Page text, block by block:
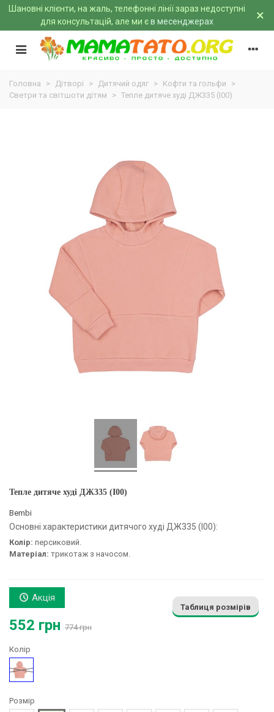
Шановні клієнти, на жаль, телефонні лінії зараз недоступні
для консультацій, але ми єв месенджерах ×
Головна > Дітворі > Дитячий одяг > Кофти та гольфи
>
Светри та світшоти дітям
> Тепле дитяче худі ДЖ335 (I00)
Тепле дитяче худі ДЖ335 (I00)
Bembi
Основні характеристики дитячого худі ДЖ335 (I00):
Колір: персиковий.
Матеріал: трикотаж з начосом.
Акція
552 грн 774 грн
Таблиця розмірів
Колір
Персиковий
Розмір